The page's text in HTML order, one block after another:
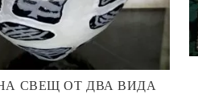
СВЕЩ ОТ ДВА ВИДА